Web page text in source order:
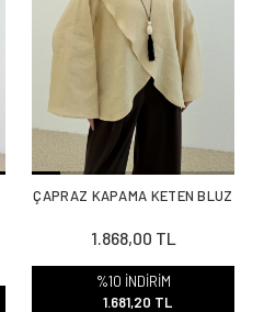
ÇAPRAZ KAPAMA KETEN BLUZ
1.868,00 TL
%10 İNDİRİM
1.681,20 TL